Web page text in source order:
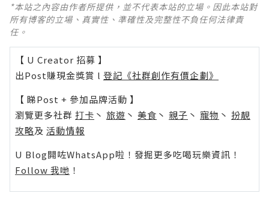
*本站之內容由作者所提供，並不代表本站的立場。因此本站對
所有博客的立場、真實性、準確性及完整性不負任何法律責
任。
【 U Creator 招募 】
出Post賺現金獎賞 l 登記《社群創作有價企劃》
【 睇Post + 參加品牌活動 】
瀏覽更多社群 打卡 丶 旅遊 丶 美食 丶 親子 丶 寵物 丶 扮靚
攻略及 活動情報
U Blog開咗WhatsApp啦！發掘更多吃喝玩樂資訊！
Follow 我哋 ！